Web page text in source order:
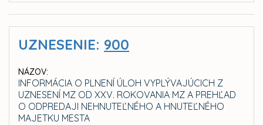
UZNESENIE: 900
NÁZOV:
INFORMÁCIA O PLNENÍ ÚLOH VYPLÝVAJÚCICH Z
UZNESENÍ MZ OD XXV. ROKOVANIA MZ A PREHĽAD
O ODPREDAJI NEHNUTEĽNÉHO A HNUTEĽNÉHO
MAJETKU MESTA